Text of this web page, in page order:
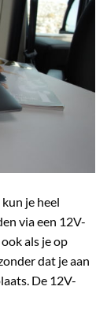
je heel
via een 12V-
als je op
dat je aan
De 12V-